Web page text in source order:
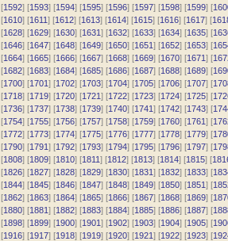
[1592] [1593] [1594] [1595] [1596] [1597] [1598] [1599] [
[1610] [1611] [1612] [1613] [1614] [1615] [1616] [1617] [
[1628] [1629] [1630] [1631] [1632] [1633] [1634] [1635] [
[1646] [1647] [1648] [1649] [1650] [1651] [1652] [1653] [
[1664] [1665] [1666] [1667] [1668] [1669] [1670] [1671] [
[1682] [1683] [1684] [1685] [1686] [1687] [1688] [1689] [
[1700] [1701] [1702] [1703] [1704] [1705] [1706] [1707] [
[1718] [1719] [1720] [1721] [1722] [1723] [1724] [1725] [
[1736] [1737] [1738] [1739] [1740] [1741] [1742] [1743] [
[1754] [1755] [1756] [1757] [1758] [1759] [1760] [1761] [
[1772] [1773] [1774] [1775] [1776] [1777] [1778] [1779] [
[1790] [1791] [1792] [1793] [1794] [1795] [1796] [1797] [
[1808] [1809] [1810] [1811] [1812] [1813] [1814] [1815] [
[1826] [1827] [1828] [1829] [1830] [1831] [1832] [1833] [
[1844] [1845] [1846] [1847] [1848] [1849] [1850] [1851] [
[1862] [1863] [1864] [1865] [1866] [1867] [1868] [1869] [
[1880] [1881] [1882] [1883] [1884] [1885] [1886] [1887] [
[1898] [1899] [1900] [1901] [1902] [1903] [1904] [1905] [
[1916] [1917] [1918] [1919] [1920] [1921] [1922] [1923] [